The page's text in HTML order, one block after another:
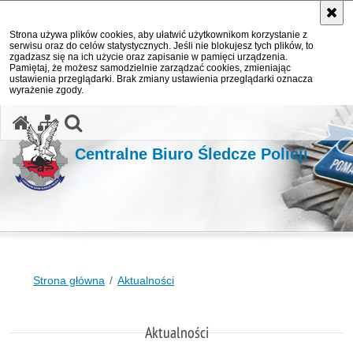
Strona używa plików cookies, aby ułatwić użytkownikom korzystanie z
serwisu oraz do celów statystycznych. Jeśli nie blokujesz tych plików, to
zgadzasz się na ich użycie oraz zapisanie w pamięci urządzenia.
Pamiętaj, że możesz samodzielnie zarządzać cookies, zmieniając
ustawienia przeglądarki. Brak zmiany ustawienia przeglądarki oznacza
wyrażenie zgody.
Centralne Biuro Śledcze Policji
Strona główna Aktualności
Aktualności